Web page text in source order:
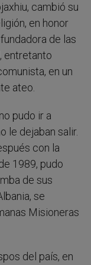
cambió su
en honor
de las
entretanto
en un
ateo.
pudo ir a
le dejaban salir.
con la
1989, pudo
de sus
se
Misioneras
del país, en